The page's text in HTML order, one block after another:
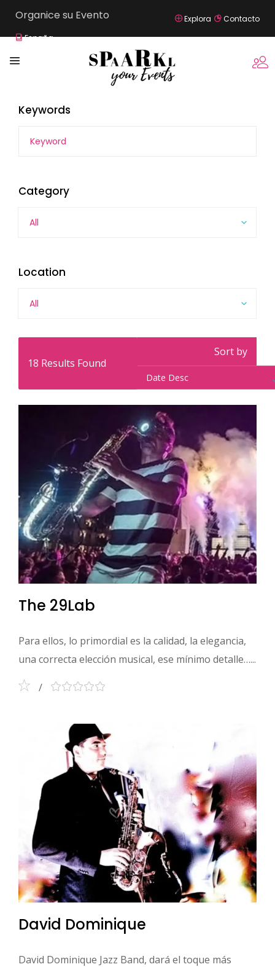
Organice su Evento
España
Explora Contacto
Keywords
Category
All
Location
All
18 Results Found
Sort by
Date Desc
The 29Lab
Para ellos, lo primordial es la calidad, la elegancia,
una correcta elección musical, ese mínimo detalle…...
David Dominique
David Dominique Jazz Band, dará el toque más